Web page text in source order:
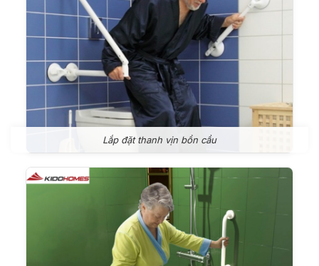
Lắp đặt thanh vịn bồn cầu